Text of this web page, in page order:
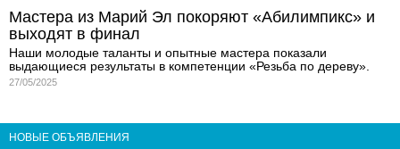
Мастера из Марий Эл покоряют «Абилимпикс» и
выходят в финал
Наши молодые таланты и опытные мастера показали
выдающиеся результаты в компетенции «Резьба по дереву».
27/05/2025
НОВЫЕ ОБЪЯВЛЕНИЯ